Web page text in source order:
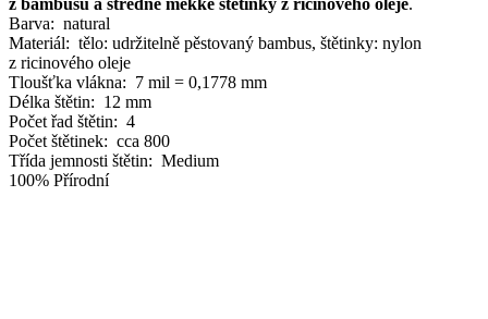
Barva: natural
Materiál: tělo: udržitelně pěstovaný bambus, štětinky: nylon
z ricinového oleje
Tloušťka vlákna: 7 mil = 0,1778 mm
Délka štětin: 12 mm
Počet řad štětin: 4
Počet štětinek: cca 800
Třída jemnosti štětin: Medium
100% Přírodní